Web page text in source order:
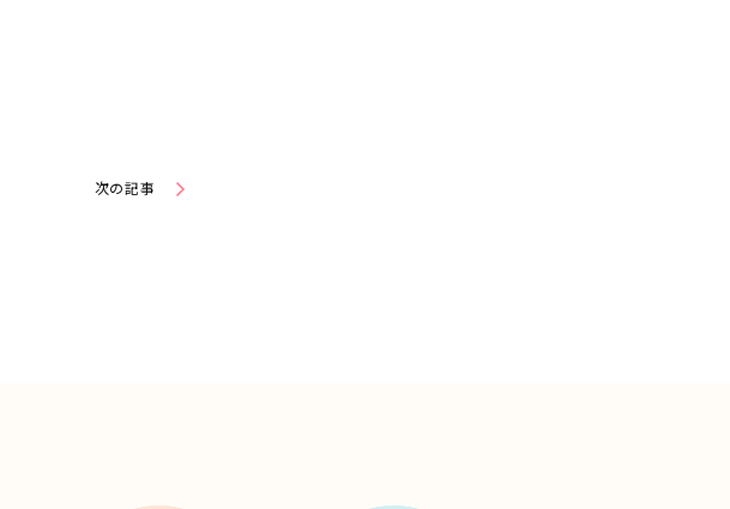
次の記事